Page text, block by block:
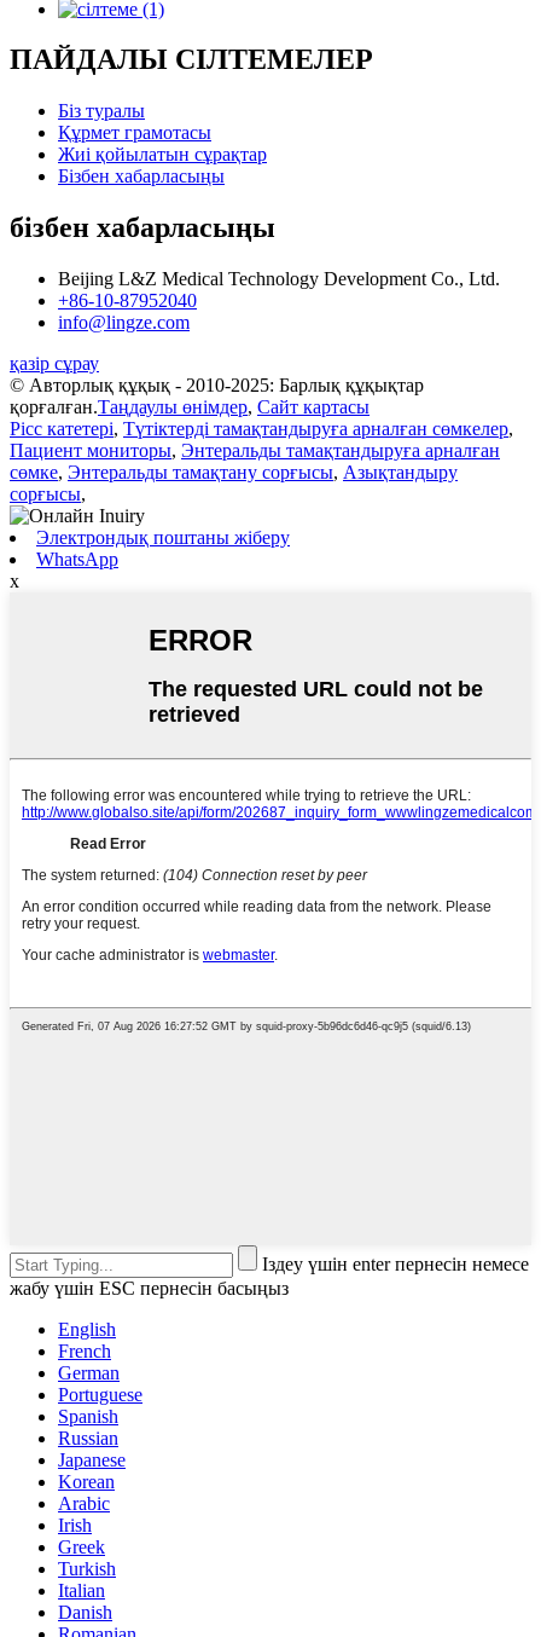
ПАЙДАЛЫ СІЛТЕМЕЛЕР
Біз туралы
Құрмет грамотасы
Жиі қойылатын сұрақтар
Бізбен хабарласыңы
бізбен хабарласыңы
Beijing L&Z Medical Technology Development Co., Ltd.
+86-10-87952040
info@lingze.com
қазір сұрау
© Авторлық құқық - 2010-2025: Барлық құқықтар
қорғалған.Таңдаулы өнімдер, Сайт картасы
Picc катетері, Түтіктерді тамақтандыруға арналған сөмкелер,
Пациент мониторы, Энтеральды тамақтандыруға арналған
сөмке, Энтеральды тамақтану сорғысы, Азықтандыру
сорғысы,
Электрондық поштаны жіберу
WhatsApp
x
Іздеу үшін enter пернесін немесе
жабу үшін ESC пернесін басыңыз
English
French
German
Portuguese
Spanish
Russian
Japanese
Korean
Arabic
Irish
Greek
Turkish
Italian
Danish